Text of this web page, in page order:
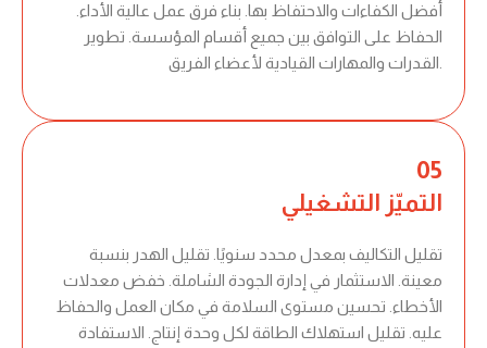
أفضل الكفاءات والاحتفاظ بها. بناء فرق عمل عالية الأداء.
الحفاظ على التوافق بين جميع أقسام المؤسسة. تطوير
05
التميّز التشغيلي
تقليل التكاليف بمعدل محدد سنويًا. تقليل الهدر بنسبة
معينة. الاستثمار في إدارة الجودة الشاملة. خفض معدلات
الأخطاء. تحسين مستوى السلامة في مكان العمل والحفاظ
عليه. تقليل استهلاك الطاقة لكل وحدة إنتاج. الاستفادة